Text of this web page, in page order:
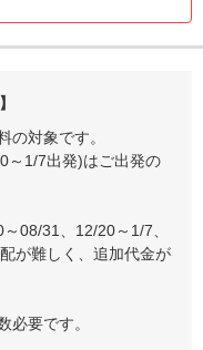
対象です。
～1/7出発)はご出発の
08/31、12/20～1/7、
が難しく、追加代金が
要です。